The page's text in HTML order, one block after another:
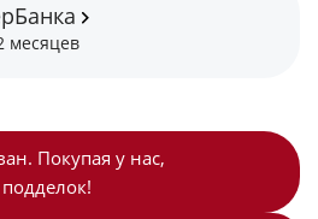
Покупая у нас,
месяцев